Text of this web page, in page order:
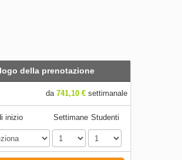
della prenotazione
da 741,10 €settimanale
inizio Settimane Studenti